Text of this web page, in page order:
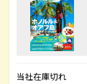
当社在庫切れ